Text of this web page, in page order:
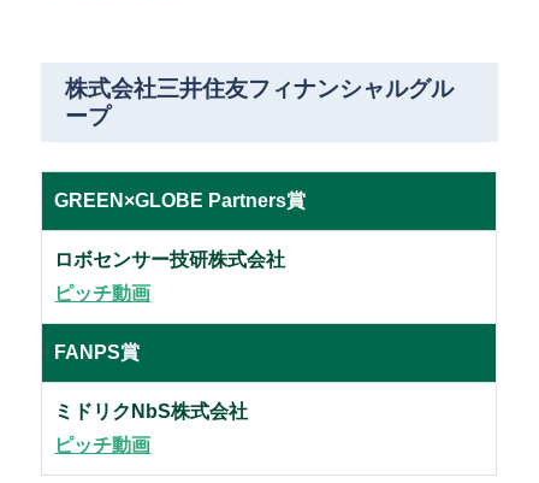
株式会社三井住友フィナンシャルグル
ープ
GREEN×GLOBE Partners賞
ロボセンサー技研株式会社
ピッチ動画
FANPS賞
ミドリクNbS株式会社
ピッチ動画